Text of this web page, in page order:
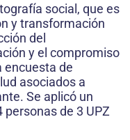
social, que es
y transformación
del
y el compromiso
encuesta de
asociados a
Se aplicó un
de 3 UPZ